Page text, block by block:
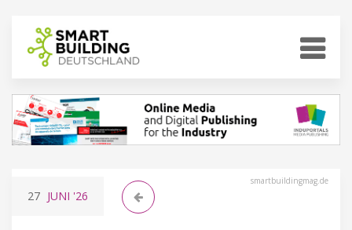
smartbuildingmag.de
27 JUNI '26